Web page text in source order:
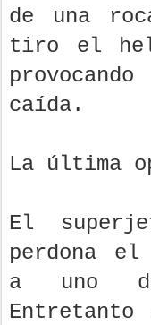
de una
tiro el
caída.
La última
El
perdona
a uno